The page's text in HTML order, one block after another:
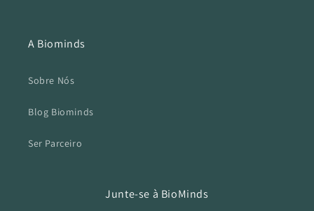
A Biominds
Sobre Nós
Blog Biominds
Ser Parceiro
Junte-se à BioMinds